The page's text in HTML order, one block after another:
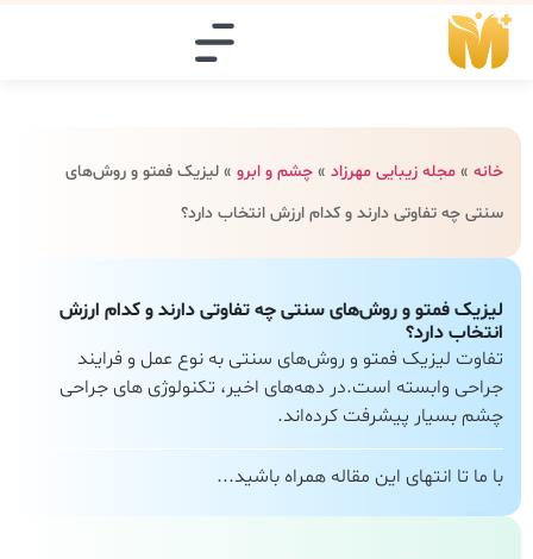
خانه » مجله زیبایی مهرزاد » چشم و ابرو » لیزیک فمتو و روش‌های
سنتی چه تفاوتی دارند و کدام ارزش انتخاب دارد؟
لیزیک فمتو و روش‌های سنتی چه تفاوتی دارند و کدام ارزش
انتخاب دارد؟
تفاوت لیزیک فمتو و روش‌های سنتی به نوع عمل و فرایند
جراحی وابسته است.در دهه‌های اخیر، تکنولوژی‌ های جراحی
چشم بسیار پیشرفت کرده‌اند.
با ما تا انتهای این مقاله همراه باشید...